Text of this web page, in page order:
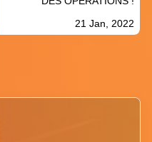
21 Jan, 2022